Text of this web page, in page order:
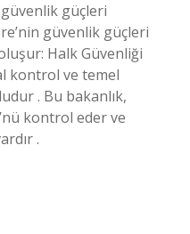
güçleri
güvenlik güçleri
Halk Güvenliği
kontrol ve temel
. Bu bakanlık,
kontrol eder ve
.